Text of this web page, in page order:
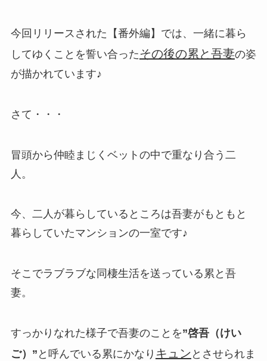
今回リリースされた【番外編】では、一緒に暮ら
してゆくことを誓い合ったその後の累と吾妻の姿
が描かれています♪
さて・・・
冒頭から仲睦まじくベットの中で重なり合う二
人。
今、二人が暮らしているところは吾妻がもともと
暮らしていたマンションの一室です♪
そこでラブラブな同棲生活を送っている累と吾
妻。
すっかりなれた様子で吾妻のことを”啓吾（けい
ご）” と呼んでいる累にかなり キュン とさせられま